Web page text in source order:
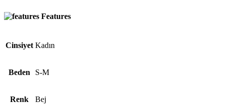
Features
Cinsiyet Kadın
Beden S-M
Renk Bej